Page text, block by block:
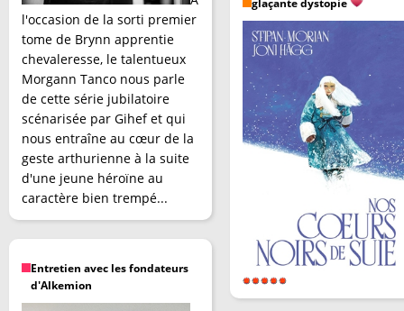
l'occasion de la sorti premier
tome de Brynn apprentie
chevaleresse, le talentueux
Morgann Tanco nous parle
de cette série jubilatoire
scénarisée par Gihef et qui
nous entraîne au cœur de la
geste arthurienne à la suite
d'une jeune héroïne au
caractère bien trempé...
Entretien avec les fondateurs
d'Alkemion
glaçante dystopie